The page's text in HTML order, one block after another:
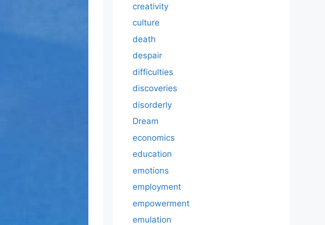
creativity
culture
death
despair
difficulties
discoveries
disorderly
Dream
economics
education
emotions
employment
empowerment
emulation